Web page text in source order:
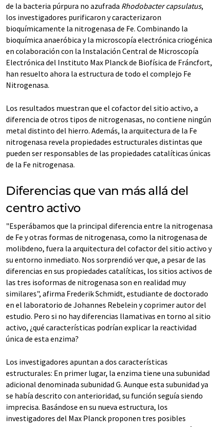
de la bacteria púrpura no azufrada Rhodobacter capsulatus,
los investigadores purificaron y caracterizaron
bioquímicamente la nitrogenasa de Fe. Combinando la
bioquímica anaeróbica y la microscopía electrónica criogénica
en colaboración con la Instalación Central de Microscopía
Electrónica del Instituto Max Planck de Biofísica de Fráncfort,
han resuelto ahora la estructura de todo el complejo Fe
Nitrogenasa.
Los resultados muestran que el cofactor del sitio activo, a
diferencia de otros tipos de nitrogenasas, no contiene ningún
metal distinto del hierro. Además, la arquitectura de la Fe
nitrogenasa revela propiedades estructurales distintas que
pueden ser responsables de las propiedades catalíticas únicas
de la Fe nitrogenasa.
Diferencias que van más allá del
centro activo
"Esperábamos que la principal diferencia entre la nitrogenasa
de Fe y otras formas de nitrogenasa, como la nitrogenasa de
molibdeno, fuera la arquitectura del cofactor del sitio activo y
su entorno inmediato. Nos sorprendió ver que, a pesar de las
diferencias en sus propiedades catalíticas, los sitios activos de
las tres isoformas de nitrogenasa son en realidad muy
similares", afirma Frederik Schmidt, estudiante de doctorado
en el laboratorio de Johannes Rebelein y coprimer autor del
estudio. Pero si no hay diferencias llamativas en torno al sitio
activo, ¿qué características podrían explicar la reactividad
única de esta enzima?
Los investigadores apuntan a dos características
estructurales: En primer lugar, la enzima tiene una subunidad
adicional denominada subunidad G. Aunque esta subunidad ya
se había descrito con anterioridad, su función seguía siendo
imprecisa. Basándose en su nueva estructura, los
investigadores del Max Planck proponen tres posibles